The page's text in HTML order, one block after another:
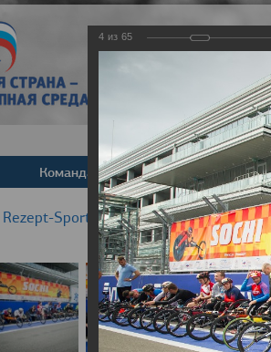
Команда Новости
Sport Wheelchair Half Marathon
4 из 65